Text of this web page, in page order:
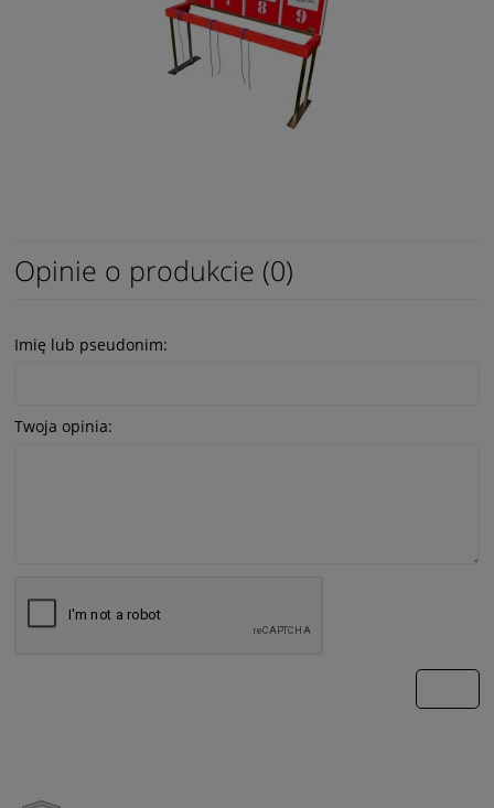
Opinie o produkcie (0)
Imię lub pseudonim:
Twoja opinia: